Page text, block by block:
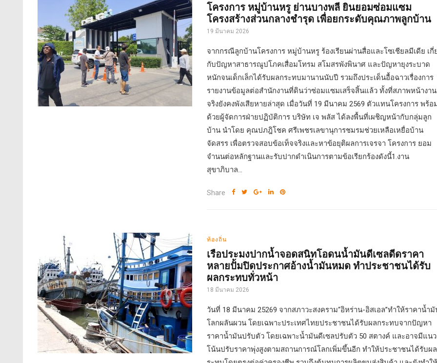
โครงการ หมู่บ้านหรู ย่านบางพลี ยินยอมซ่อมแซม
โครงสร้างส่วนกลางชำรุด เพื่อยกระดับคุณภาพลูกบ้าน
19 มีนาคม 2026
จากกรณีลูกบ้านโครงการ หมู่บ้านหรู ร้องเรียนผ่านสื่อและโซเชียลมีเดีย เกี่
กับปัญหาสาธารณูปโภคเสื่อมโทรม สโมสรพังพินาศ และปัญหายุงระบาด
หนักจนเด็กเล็กได้รับผลกระทบมานานนับปี รวมถึงประเด็นอื้อฉาวเรื่องการ
รายงานข้อมูลต่อสำนักงานที่ดินว่าซ่อมแซมเสร็จสิ้นแล้ว ทั้งที่สภาพหน้างาน
จริงยังคงพังเสียหายล่าสุด เมื่อวันที่ 19 มีนาคม 2569 ตัวแทนโครงการ พร้อ
ด้วยผู้จัดการฝ่ายปฏิบัติการ บริษัท เจ พลัส ได้ลงพื้นที่เผชิญหน้ากับกลุ่มลูก
บ้าน นำโดย คุณปภฎิโชค ศรีเพชรเลขานุการชมรมช่วยเหลือเหยื่อบ้าน
จัดสรร เพื่อตรวจสอบข้อเท็จจริงและหาข้อยุติผลการเจรจา โครงการ ยอม
จำนนต่อหลักฐานและรับปากดำเนินการตามข้อเรียกร้องดังนี้1.งาน
สุขาภิบาล...
Share
ท้องถิ่น
เรือประมงปากน้ำจอดสนิทโอดนน้ำมันดีเซลดีดราคา
หลายปั้มปิดประกาศอ้างน้ำมันหมด ทำประชาชนได้รับ
ผลกระทบทั่วหน้า
18 มีนาคม 2026
วันที่ 18 มีนาคม 25269 จากสภาวะสงคราม“อิหร่าน-อิสเอล”ทำให้ราคาน้ำมั
โลกผลันผวน โดยเฉพาะประเทศไทยประชาชนได้รับผลกระทบจากปัญหา
ราคาน้ำมันปรับตัว โดยเฉพาะน้ำมันดีเซลปรับตัว 50 สตางค์ และอาจมีแนว
โน้นปรับราคาพุ่งสูงตามสถานการณ์โลกเพิ่มขึ้นอีก ทำให้ประชาชนได้รับผ